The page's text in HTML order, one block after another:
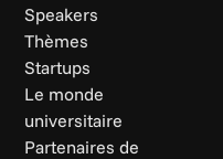
Speakers
Thèmes
Startups
Le monde
universitaire
Partenaires de